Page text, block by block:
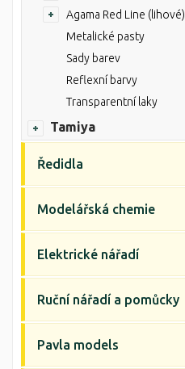
Agama Red Line (lihové)
Metalické pasty
Sady barev
Reflexní barvy
Transparentní laky
Tamiya
Ředidla
Modelářská chemie
Elektrické nářadí
Ruční nářadí a pomůcky
Pavla models